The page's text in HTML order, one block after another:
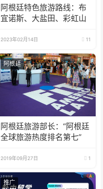
阿根廷特色旅游路线：布
宜诺斯、大盐田、彩虹山
2023年02月14日 11
阿根廷
阿根廷旅游部长：“阿根廷
全球旅游热度排名第七”
2019年09月27日 1
推广